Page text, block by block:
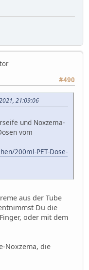
#490
21:09:06
und Noxzema-
vom
200ml-PET-Dose-
aus der Tube
Du die
oder mit dem
Noxzema, die